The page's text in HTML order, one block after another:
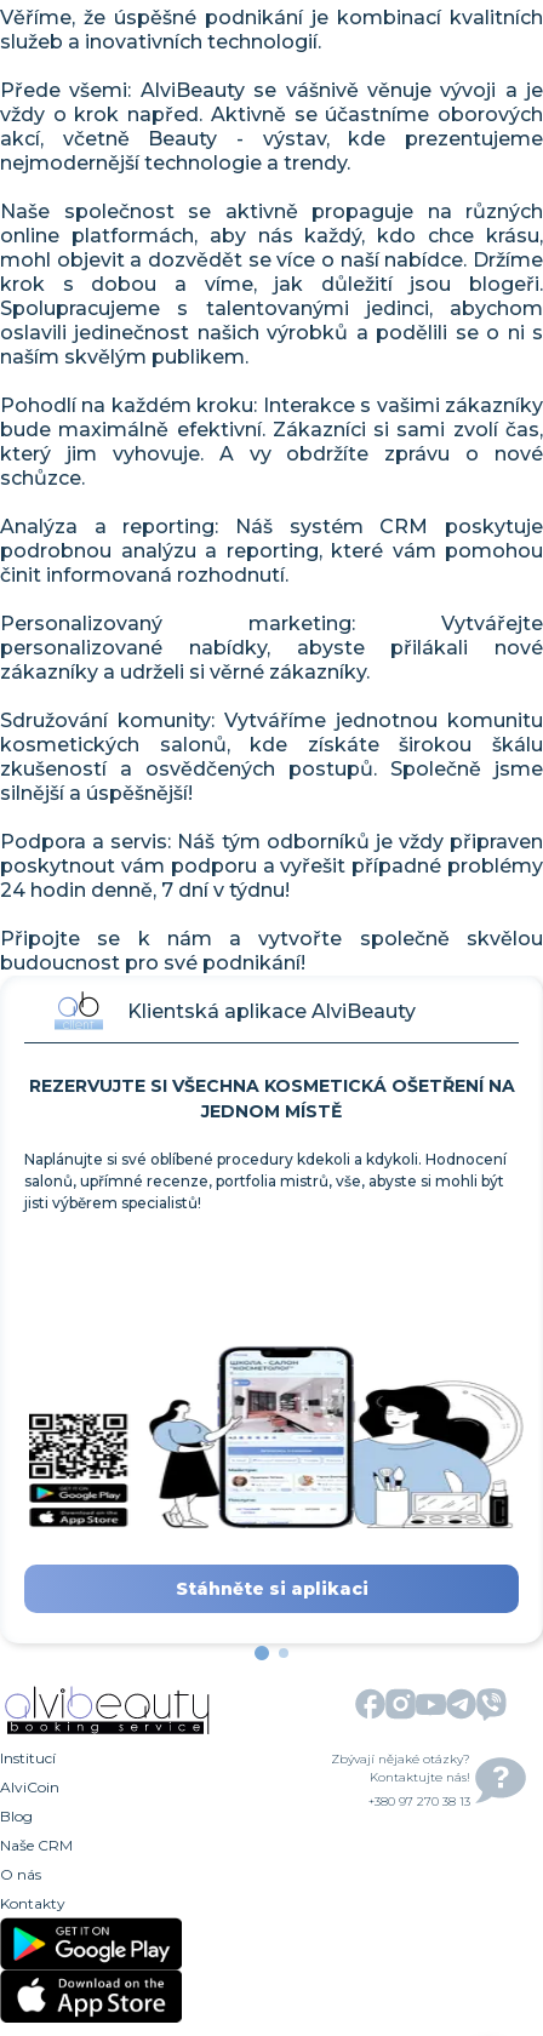
Věříme, že úspěšné podnikání je kombinací kvalitních
služeb a inovativních technologií.
Přede všemi: AlviBeauty se vášnivě věnuje vývoji a je
vždy o krok napřed. Aktivně se účastníme oborových
akcí, včetně Beauty - výstav, kde prezentujeme
nejmodernější technologie a trendy.
Naše společnost se aktivně propaguje na různých
online platformách, aby nás každý, kdo chce krásu,
mohl objevit a dozvědět se více o naší nabídce. Držíme
krok s dobou a víme, jak důležití jsou blogeři.
Spolupracujeme s talentovanými jedinci, abychom
oslavili jedinečnost našich výrobků a podělili se o ni s
naším skvělým publikem.
Pohodlí na každém kroku: Interakce s vašimi zákazníky
bude maximálně efektivní. Zákazníci si sami zvolí čas,
který jim vyhovuje. A vy obdržíte zprávu o nové
schůzce.
Analýza a reporting: Náš systém CRM poskytuje
podrobnou analýzu a reporting, které vám pomohou
činit informovaná rozhodnutí.
Personalizovaný marketing: Vytvářejte
personalizované nabídky, abyste přilákali nové
zákazníky a udrželi si věrné zákazníky.
Sdružování komunity: Vytváříme jednotnou komunitu
kosmetických salonů, kde získáte širokou škálu
zkušeností a osvědčených postupů. Společně jsme
silnější a úspěšnější!
Podpora a servis: Náš tým odborníků je vždy připraven
poskytnout vám podporu a vyřešit případné problémy
24 hodin denně, 7 dní v týdnu!
Připojte se k nám a vytvořte společně skvělou
budoucnost pro své podnikání!
Klientská aplikace AlviBeauty
REZERVUJTE SI VŠECHNA KOSMETICKÁ OŠETŘENÍ NA
JEDNOM MÍSTĚ
Naplánujte si své oblíbené procedury kdekoli a kdykoli. Hodnocení
salonů, upřímné recenze, portfolia mistrů, vše, abyste si mohli být
jisti výběrem specialistů!
Stáhněte si aplikaci
Institucí
AlviCoin
Blog
Naše CRM
O nás
Kontakty
Zbývají nějaké otázky?
Kontaktujte nás!
+380 97 270 38 13